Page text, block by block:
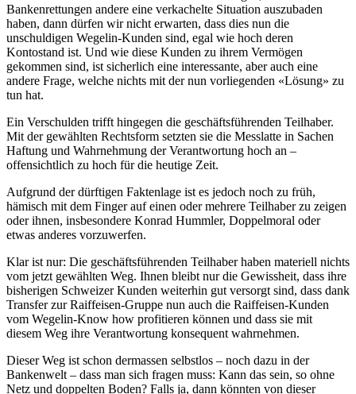
Bankenrettungen andere eine verkachelte Situation auszubaden
haben, dann dürfen wir nicht erwarten, dass dies nun die
unschuldigen Wegelin-Kunden sind, egal wie hoch deren
Kontostand ist. Und wie diese Kunden zu ihrem Vermögen
gekommen sind, ist sicherlich eine interessante, aber auch eine
andere Frage, welche nichts mit der nun vorliegenden «Lösung» zu
tun hat.
Ein Verschulden trifft hingegen die geschäftsführenden Teilhaber.
Mit der gewählten Rechtsform setzten sie die Messlatte in Sachen
Haftung und Wahrnehmung der Verantwortung hoch an –
offensichtlich zu hoch für die heutige Zeit.
Aufgrund der dürftigen Faktenlage ist es jedoch noch zu früh,
hämisch mit dem Finger auf einen oder mehrere Teilhaber zu zeigen
oder ihnen, insbesondere Konrad Hummler, Doppelmoral oder
etwas anderes vorzuwerfen.
Klar ist nur: Die geschäftsführenden Teilhaber haben materiell nichts
vom jetzt gewählten Weg. Ihnen bleibt nur die Gewissheit, dass ihre
bisherigen Schweizer Kunden weiterhin gut versorgt sind, dass dank
Transfer zur Raiffeisen-Gruppe nun auch die Raiffeisen-Kunden
vom Wegelin-Know how profitieren können und dass sie mit
diesem Weg ihre Verantwortung konsequent wahrnehmen.
Dieser Weg ist schon dermassen selbstlos – noch dazu in der
Bankenwelt – dass man sich fragen muss: Kann das sein, so ohne
Netz und doppelten Boden? Falls ja, dann könnten von dieser